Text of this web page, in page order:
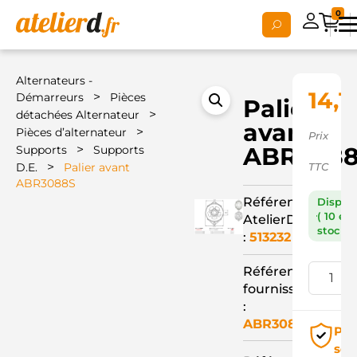
0
Alternateurs -
Démarreurs
>
Pièces
détachées Alternateur
>
Pièces d’alternateur >
Supports >
Supports
D.E.
>
Palier avant
ABR3088S
Palier
avant
Référence
AtelierD
:513232
Référence
fournisseur
:
ABR3088S
Prix
TTC
( 10 en
stock )